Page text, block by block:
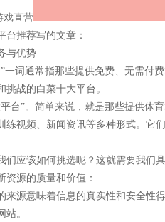
戏直营
台推荐写的文章：
与优势
一词通常指那些提供免费、无需付
战的白菜十大平台。
台”。简单来说，就是那些提供体
练视频、新闻资讯等多种形式。它
们应该如何挑选呢？这就需要我们
资源的质量和价值：
来源意味着信息的真实性和安全性
。